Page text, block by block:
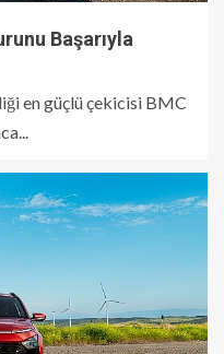
Başarıyla
en güçlü çekicisi BMC